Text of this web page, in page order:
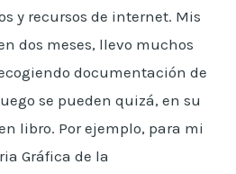
y recursos de internet. Mis
dos meses, llevo muchos
documentación de
se pueden quizá, en su
libro. Por ejemplo, para mi
Gráfica de la